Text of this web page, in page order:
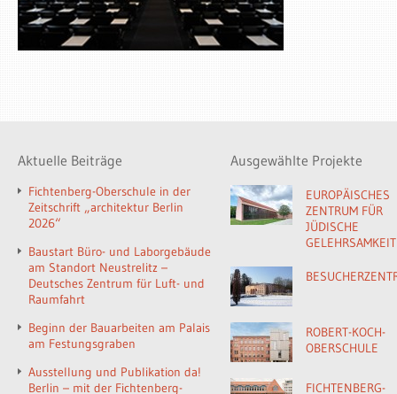
Aktuelle Beiträge
Fichtenberg-Oberschule in der
Zeitschrift „architektur Berlin
2026“
Baustart Büro- und Laborgebäude
am Standort Neustrelitz –
Deutsches Zentrum für Luft- und
Raumfahrt
Beginn der Bauarbeiten am Palais
am Festungsgraben
Ausstellung und Publikation da!
Berlin – mit der Fichtenberg-
Ausgewählte Projekte
EUROPÄISCHES
ZENTRUM FÜR
JÜDISCHE
GELEHRSAMKEIT
ROBERT-KOCH-
OBERSCHULE
FICHTENBERG-